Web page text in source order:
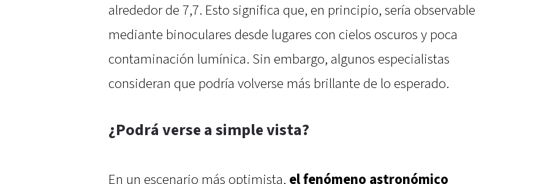
alrededor de 7,7. Esto significa que, en principio, sería observable
mediante binoculares desde lugares con cielos oscuros y poca
contaminación lumínica. Sin embargo, algunos especialistas
consideran que podría volverse más brillante de lo esperado.
¿Podrá verse a simple vista?
En un escenario más optimista, el fenómeno astronómico